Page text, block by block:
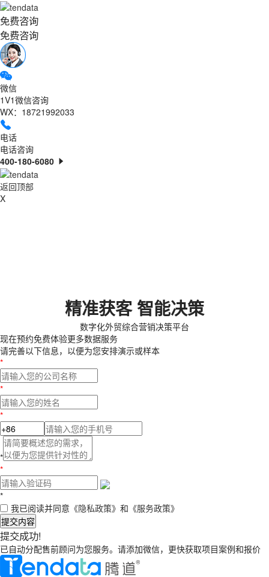
免费咨询
免费咨询
微信
1V1微信咨询
WX：18721992033
电话
电话咨询
400-180-6080
返回顶部
X
精准获客 智能决策
数字化外贸综合营销决策平台
现在预约免费体验更多数据服务
请完善以下信息，以便为您安排演示或样本
*
*
*
*
*
*
我已阅读并同意 《隐私政策》 和 《服务政策》
提交内容
提交成功!
已自动分配售前顾问为您服务。请添加微信，更快获取项目案例和报价